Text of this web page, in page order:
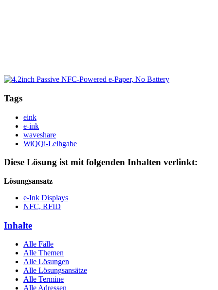
Tags
eink
e-ink
waveshare
WiQQi-Leihgabe
Diese Lösung ist mit folgenden Inhalten verlinkt:
Lösungsansatz
e-Ink Displays
NFC, RFID
Inhalte
Alle Fälle
Alle Themen
Alle Lösungen
Alle Lösungsansätze
Alle Termine
Alle Adressen